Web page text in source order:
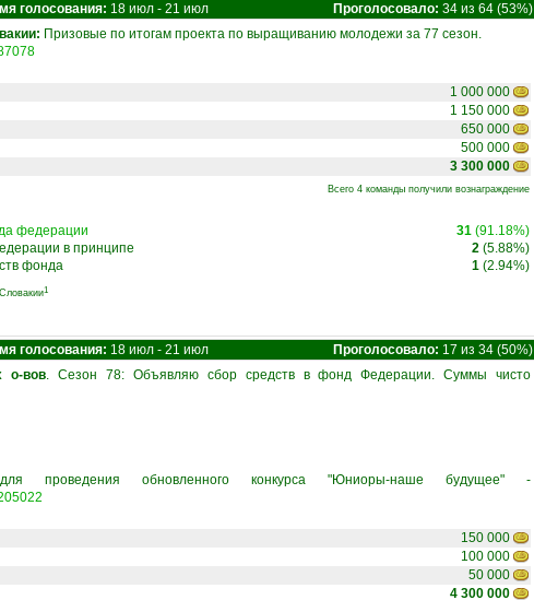
голосования: 18 июл - 21 июл Проголосовало: 34 из 64 (53%)
Призовые по итогам проекта по выращиванию молодежи за 77 сезон.
1 000 000
1 150 000
650 000
500 000
3 300 000
Всего 4 команды получили вознаграждение
федерации
31 (91.18%)
в принципе
2 (5.88%)
фонда
1 (2.94%)
1
голосования: 18 июл - 21 июл Проголосовало: 17 из 34 (50%)
о-вов. Сезон 78: Объявляю сбор средств в фонд Федерации. Суммы чисто
проведения обновленного конкурса "Юниоры-наше будущее" -
150 000
100 000
50 000
4 300 000